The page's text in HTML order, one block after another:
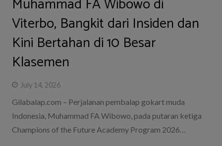
Viterbo, Bangkit dari Insiden dan
Kini Bertahan di 10 Besar
Klasemen
July 14, 2026
Gilabalap.com – Perjalanan pembalap gokart muda
Indonesia, Muhammad FA Wibowo, pada putaran ketiga
Champions of the Future Academy Program 2026…